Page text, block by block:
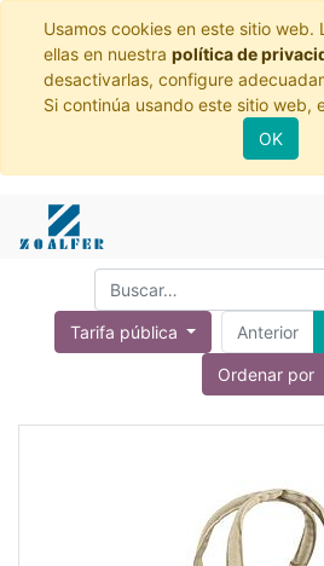
Usamos cookies en este sitio web.
ellas en nuestra política de
desactivarlas, configure
Si continúa usando este sitio web,
OK
Tarifa pública Anterior
Ordenar por